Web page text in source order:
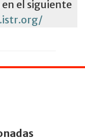
el siguiente